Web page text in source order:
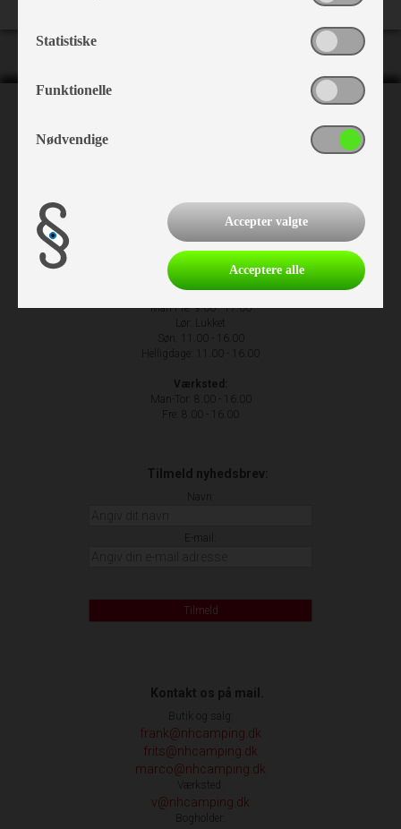
Åbningstider
Man-Fre: 9.00 - 17.00
Lør: Lukket
Søn: 11.00 - 16.00
Helligdage: 11.00 - 16.00
Værksted:
Man-Tor: 8.00 - 16.00
Fre: 8.00 - 16.00
Tilmeld nyhedsbrev:
Navn:
E-mail:
Tilmeld
Kontakt os på mail.
Butik og salg:
frank@nhcamping.dk
frits@nhcamping.dk
marco@nhcamping.dk
Værksted:
v@nhcamping.dk
Bogholder:
Statistiske
Funktionelle
Nødvendige
Accepter valgte
Acceptere alle